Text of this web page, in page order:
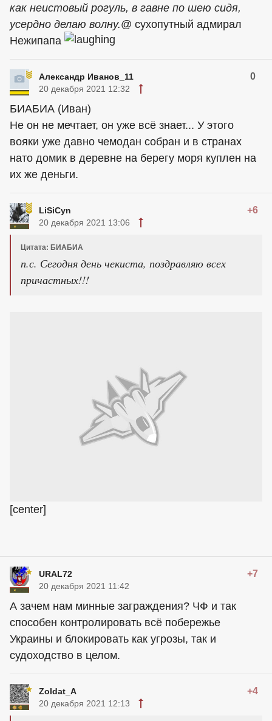
как неистовый рогуль, в гавне по шею сидя,
усердно делаю волну.@ сухопутный адмирал
Нежипапа
Александр Иванов_11 0
20 декабря 2021 12:32
БИАБИА (Иван)
Не он не мечтает, он уже всё знает... У этого
вояки уже давно чемодан собран и в странах
нато домик в деревне на берегу моря куплен на
их же деньги.
LiSiCyn +6
20 декабря 2021 13:06
Цитата: БИАБИА
п.с. Сегодня день чекиста, поздравляю всех
причастных!!!
[center]
URAL72 +7
20 декабря 2021 11:42
А зачем нам минные заграждения? ЧФ и так
способен контролировать всё побережье
Украины и блокировать как угрозы, так и
судоходство в целом.
Zoldat_A +4
20 декабря 2021 12:13